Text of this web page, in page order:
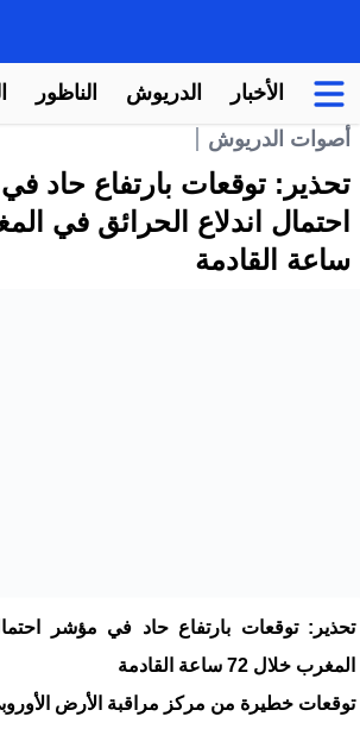
الأخبار الدريوش الناظور
أصوات الدريوش
تحذير: توقعات بارتفاع حاد
ساعة القادمة
تحذير: توقعات بارتفاع حاد في مؤشر
المغرب خلال 72 ساعة القادمة
توقعات خطيرة من مركز مراقبة الأرض